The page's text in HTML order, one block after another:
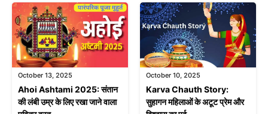
October 13, 2025
Ahoi Ashtami 2025: संतान
की लंबी उम्र के लिए रखा जाने वाला
October 10, 2025
Karva Chauth Story:
सुहागन महिलाओं के अटूट प्रेम और